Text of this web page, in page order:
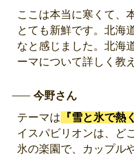
ここは本当に寒くて、
とても新鮮です。北海
なと感じました。北海
ーマについて詳しく教
今野さん
テーマは 『雪と氷で熱
イスパビリオンは、ど
氷の楽園で、カップル